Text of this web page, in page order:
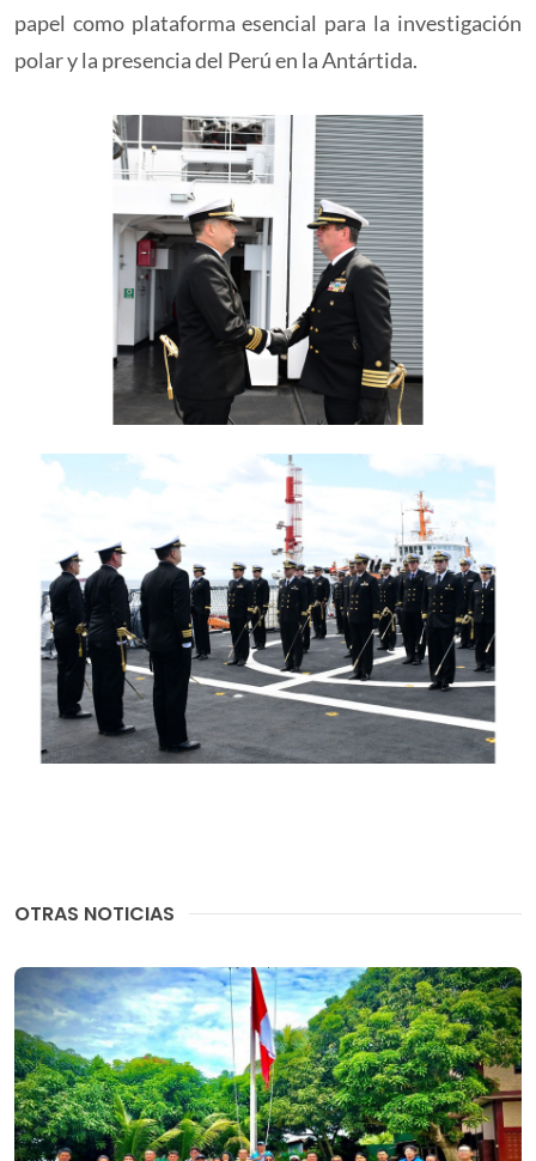
papel como plataforma esencial para la investigación
polar y la presencia del Perú en la Antártida.
OTRAS NOTICIAS